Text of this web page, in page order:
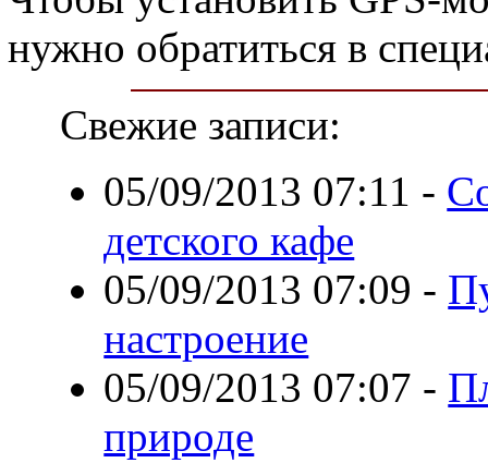
нужно обратиться в
Свежие записи:
05/09/2013 07:11 -
детского кафе
05/09/2013 07:09 -
настроение
05/09/2013 07:07 -
природе